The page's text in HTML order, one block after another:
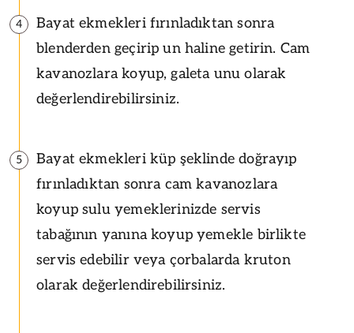
4
Bayat ekmekleri fırınladıktan sonra
blenderden geçirip un haline getirin. Cam
kavanozlara koyup, galeta unu olarak
değerlendirebilirsiniz.
5
Bayat ekmekleri küp şeklinde doğrayıp
fırınladıktan sonra cam kavanozlara
koyup sulu yemeklerinizde servis
tabağının yanına koyup yemekle birlikte
servis edebilir veya çorbalarda kruton
olarak değerlendirebilirsiniz.